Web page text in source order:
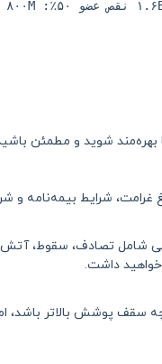
شوید و مطمئن
شرایط بیمه‌نامه و
شامل تصادف، سقوط،
داشت.
سقف پوشش بالاتر